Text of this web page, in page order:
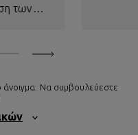
των
του
της.
άνοιγμα. Να συμβουλεύεστε